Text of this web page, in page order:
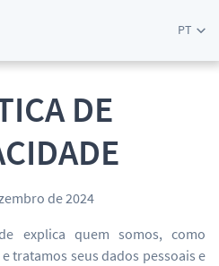
PT
DE
de 2024
explica quem somos, como
tratamos seus dados pessoais e